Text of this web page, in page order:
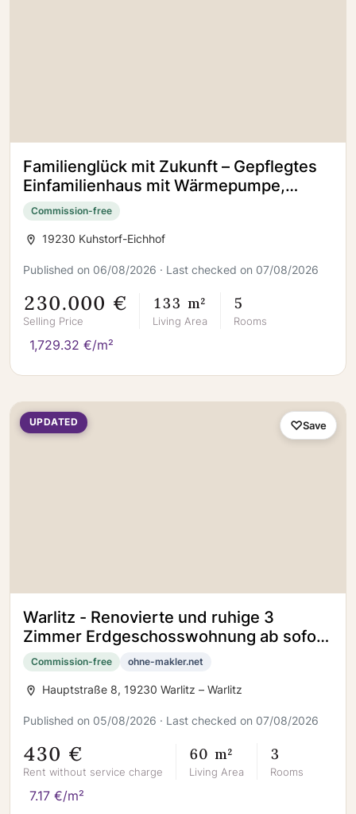
Familienglück mit Zukunft – Gepflegtes
Einfamilienhaus mit Wärmepumpe,
Kamin und Ausbaureserve
Commission-free
19230 Kuhstorf-Eichhof
Published on 06/08/2026 · Last checked on 07/08/2026
230.000 €
Selling Price
133 m²
Living Area
5
Rooms
1,729.32 €/m²
UPDATED
Warlitz - Renovierte und ruhige 3
Zimmer Erdgeschosswohnung ab sofort
zu vermieten
Commission-free ohne-makler.net
Hauptstraße 8, 19230 Warlitz – Warlitz
Published on 05/08/2026 · Last checked on 07/08/2026
430 €
Rent without service charge
60 m²
Living Area
3
Rooms
7.17 €/m²
Save